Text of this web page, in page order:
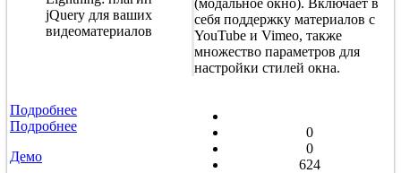
себя поддержку материалов с
YouTube и Vimeo, также
множество параметров для
настройки стилей окна.
Подробнее
Подробнее
Демо
0
0
624